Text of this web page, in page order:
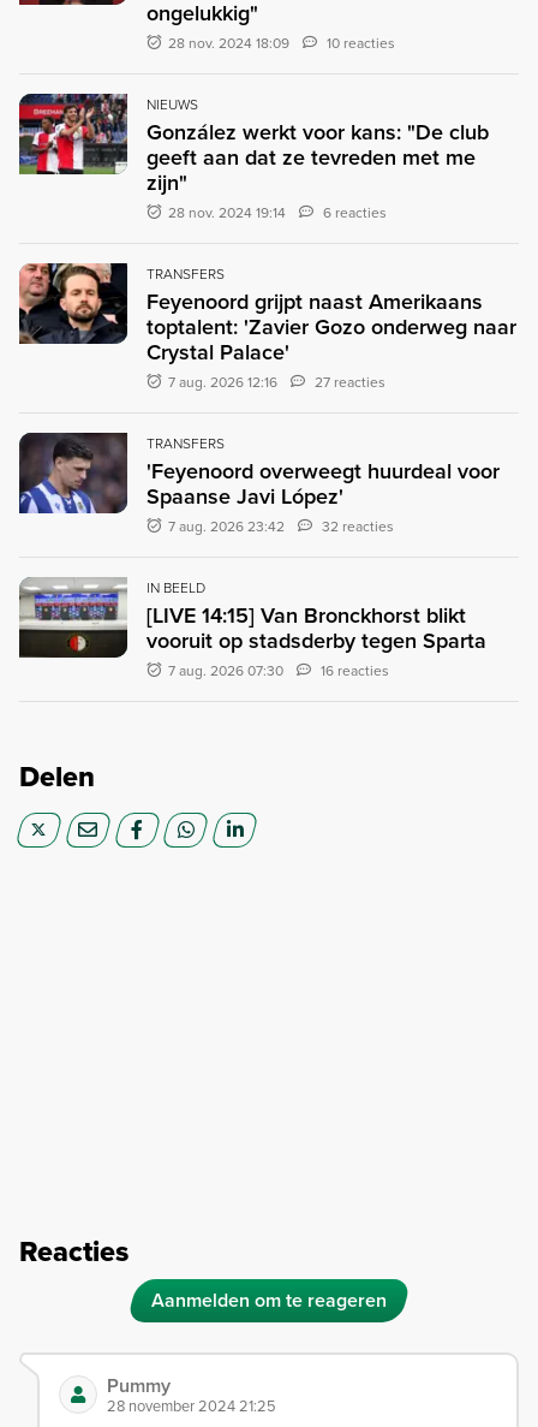
ongelukkig"
28 nov. 2024 18:09 10 reacties
NIEUWS
González werkt voor kans: "De club
geeft aan dat ze tevreden met me
zijn"
28 nov. 2024 19:14 6 reacties
TRANSFERS
Feyenoord grijpt naast Amerikaans
toptalent: 'Zavier Gozo onderweg naar
Crystal Palace'
7 aug. 2026 12:16 27 reacties
TRANSFERS
'Feyenoord overweegt huurdeal voor
Spaanse Javi López'
7 aug. 2026 23:42 32 reacties
IN BEELD
[LIVE 14:15] Van Bronckhorst blikt
vooruit op stadsderby tegen Sparta
7 aug. 2026 07:30 16 reacties
Delen
Reacties
Aanmelden om te reageren
Pummy
28 november 2024 21:25